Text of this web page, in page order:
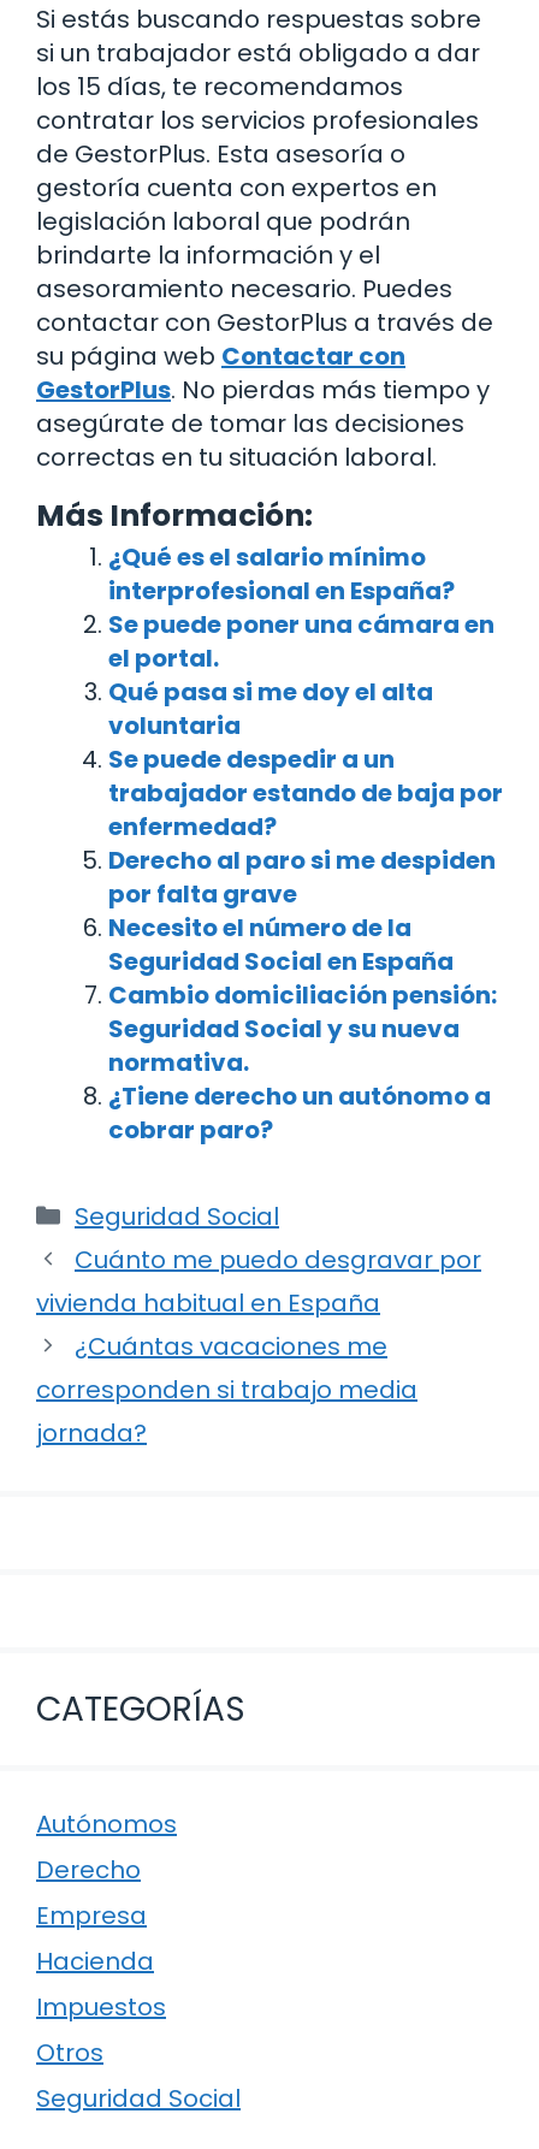
Si estás buscando respuestas sobre
si un trabajador está obligado a dar
los 15 días, te recomendamos
contratar los servicios profesionales
de GestorPlus. Esta asesoría o
gestoría cuenta con expertos en
legislación laboral que podrán
brindarte la información y el
asesoramiento necesario. Puedes
contactar con GestorPlus a través de
su página web Contactar con
GestorPlus. No pierdas más tiempo y
asegúrate de tomar las decisiones
correctas en tu situación laboral.
Más Información:
¿Qué es el salario mínimo
interprofesional en España?
Se puede poner una cámara en
el portal.
Qué pasa si me doy el alta
voluntaria
Se puede despedir a un
trabajador estando de baja por
enfermedad?
Derecho al paro si me despiden
por falta grave
Necesito el número de la
Seguridad Social en España
Cambio domiciliación pensión:
Seguridad Social y su nueva
normativa.
¿Tiene derecho un autónomo a
cobrar paro?
Categorías
Seguridad Social
Navegación
de
entradas
Cuánto me puedo desgravar por
vivienda habitual en España
¿Cuántas vacaciones me
corresponden si trabajo media
jornada?
CATEGORÍAS
Autónomos
Derecho
Empresa
Hacienda
Impuestos
Otros
Seguridad Social